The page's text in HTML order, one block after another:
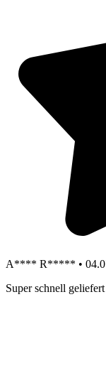
A**** R***** •
Super schnell